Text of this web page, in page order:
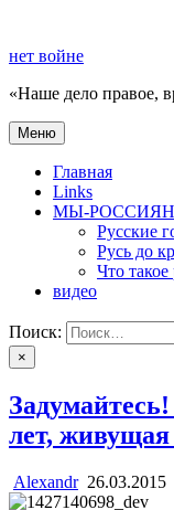
содержимому
нет войне
«Наше дело правое,
нет войне
«Наше дело правое,
Меню
Главная
Links
МЫ-
Русские
Русь до
Что
видео
Поиск:
×
лет, живущая
Alexandr 26.03.2015